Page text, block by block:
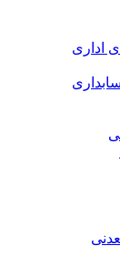
اداری